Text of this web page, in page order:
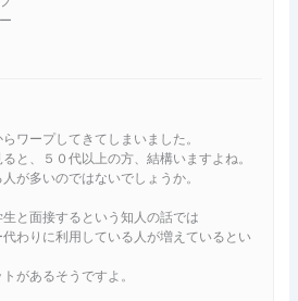
ワープしてきてしまいました。
と、５０代以上の方、結構いますよね。
が多いのではないでしょうか。
と面接するという知人の話では
わりに利用している人が増えているとい
があるそうですよ。